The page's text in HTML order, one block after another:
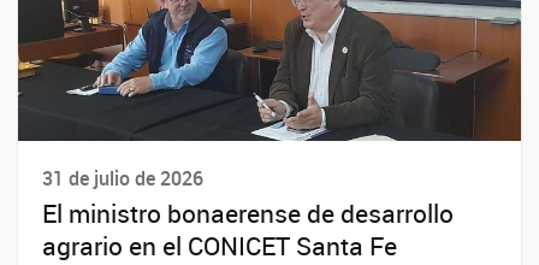
31 de julio de 2026
El ministro bonaerense de desarrollo
agrario en el CONICET Santa Fe